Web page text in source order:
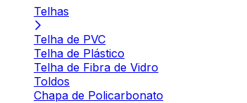
Telhas
Telha de PVC
Telha de Plástico
Telha de Fibra de Vidro
Toldos
Chapa de Policarbonato